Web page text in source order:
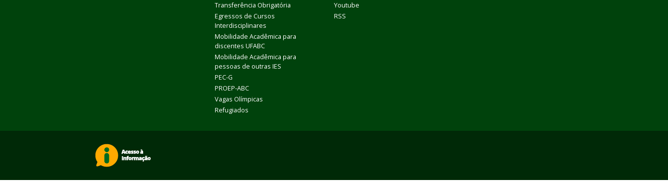
Transferência Obrigatória
Egressos de Cursos
Interdisciplinares
Mobilidade Acadêmica para
discentes UFABC
Mobilidade Acadêmica para
pessoas de outras IES
PEC-G
PROEP-ABC
Vagas Olímpicas
Refugiados
Youtube
RSS